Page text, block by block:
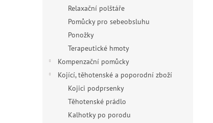
Relaxační polštáře
Pomůcky pro sebeobsluhu
Ponožky
Terapeutické hmoty
Kompenzační pomůcky
Kojící, těhotenské a poporodní zboží
Kojici podprsenky
Těhotenské prádlo
Kalhotky po porodu